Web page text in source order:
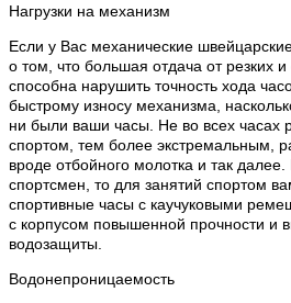
Нагрузки на механизм
Если у Вас механические
о том, что большая отдача от резких
способна нарушить точность хода
быстрому износу механизма,
ни были ваши часы. Не во всех часах
спортом, тем более экстремальным,
вроде отбойного молотка и так
спортсмен, то для занятий спортом
спортивные часы с каучуковыми
с корпусом повышенной прочности и
водозащиты.
Водонепроницаемость